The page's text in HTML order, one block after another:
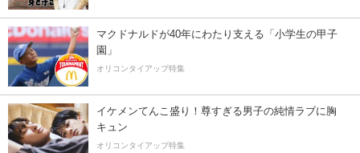
マクドナルドが40年にわたり支える「小学生の甲子
園」
オリコンタイアップ特集
イケメンてんこ盛り！尊すぎる男子の純情ラブに胸
キュン
オリコンタイアップ特集